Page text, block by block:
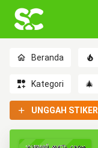
Beranda
Kategori 🎄
UNGGAH